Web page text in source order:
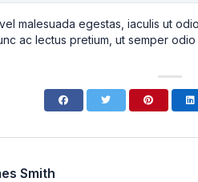
malesuada egestas, iaculis ut
ac lectus pretium, ut semper
Smith